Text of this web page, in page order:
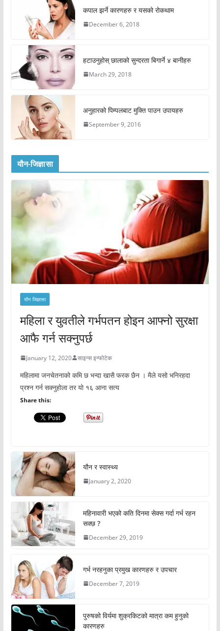
कपाल झर्ने कारणहरु र यसको रोकथाम
December 6, 2018
हटाउनुहोस् छालाको सुन्दरता बिगार्ने ४ बानीहरु
March 29, 2018
अनुहारको पिम्पलबाट मुक्ति पाउन उपायहरु
September 9, 2016
यौन-जिज्ञासा
यौन जिज्ञासा
महिला र युवतीले गर्भपतन होइन आफ्नो सुरक्षा
आफै गर्न सक्नुपर्छ
January 12, 2020 साइन्स इन्फोटेक
महिलामा जनचेतनाको कमि छ भन्दा खासै फरक छैन । मैले यसो भनिरहदा
प्रश्न गर्न सक्नुहोला तर यो १६ आना सत्य
Share this:
यौन र स्वास्थ्य
January 2, 2020
महिनावारी भएको कति दिनमा सेक्स गर्दा गर्भ रहन
सक्छ ?
December 29, 2019
गर्भ नरहनुका प्रमुख कारणहरु र उपचार
December 7, 2019
पुरुषको विर्यमा शुक्रकिटको मात्रा कम हुनुको
कारणहरु